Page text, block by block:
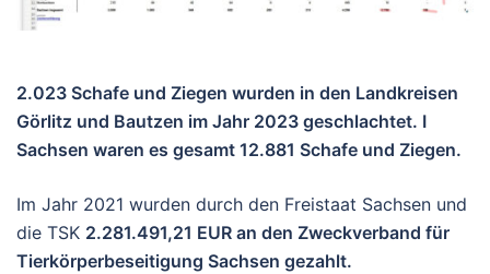
2.023 Schafe und Ziegen wurden in den Landkreisen
Görlitz und Bautzen im Jahr 2023 geschlachtet. I
Sachsen waren es gesamt 12.881 Schafe und Ziegen.
Im Jahr 2021 wurden durch den Freistaat Sachsen und
die TSK 2.281.491,21 EUR an den Zweckverband für
Tierkörperbeseitigung Sachsen gezahlt.